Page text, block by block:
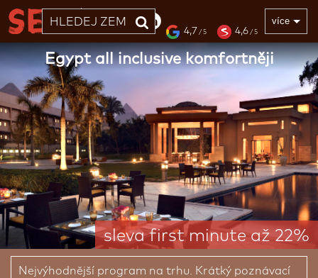
33 LET více
4,7 / 5 4,6 / 5
sleva first minute až 22%
Egypt all inclusive komfortněji
Nejvýhodnější program na trhu. Krátký poznávací